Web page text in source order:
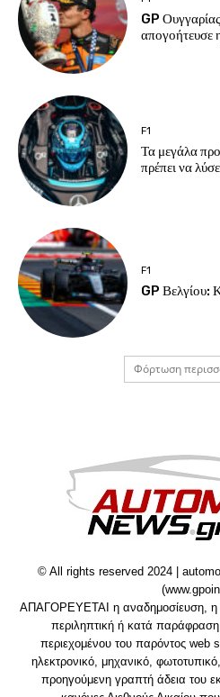
GP
F1
Τα μεγάλα
πρέπει να
F1
GP
Φόρτωση
© All rights reserved 2024 |
ΑΠΑΓΟΡΕΥΕΤΑΙ η αναδημοσίευση, η
περιληπτική ή κατά
περιεχομένου του παρόντος web
ηλεκτρονικό, μηχανικό,
προηγούμενη γραπτή άδεια του